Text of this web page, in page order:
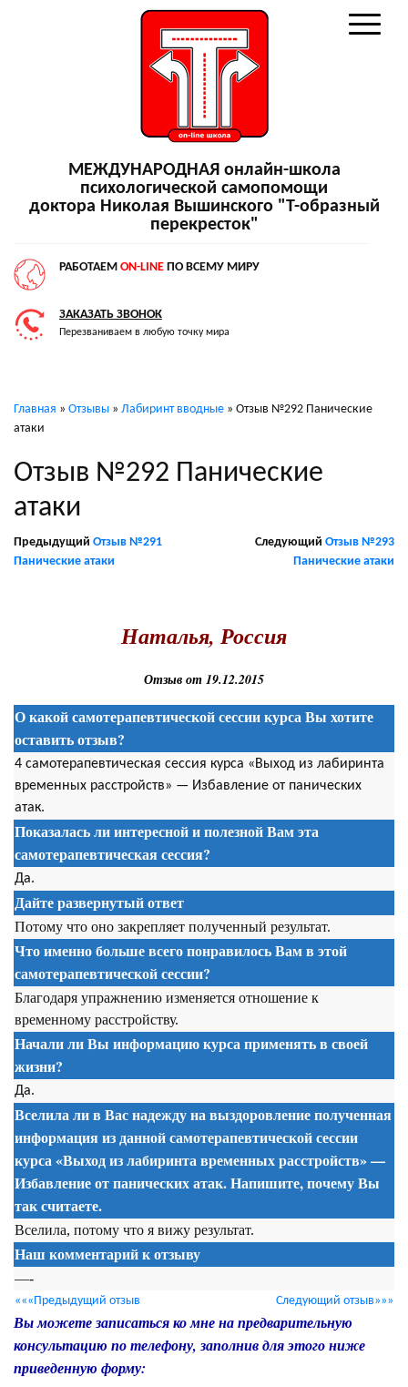
МЕЖДУНАРОДНАЯ онлайн-школа
психологической самопомощи
доктора Николая Вышинского "Т-образный
перекресток"
РАБОТАЕМ ON-LINE ПО ВСЕМУ МИРУ
ЗАКАЗАТЬ ЗВОНОК
Перезваниваем в любую точку мира
Главная » Отзывы » Лабиринт вводные » Отзыв №292 Панические
атаки
Отзыв №292 Панические
атаки
Предыдущий Отзыв №291
Панические атаки
Следующий Отзыв №293
Панические атаки
Наталья, Россия
Отзыв от 19.12.2015
О какой самотерапевтической сессии курса Вы хотите
оставить отзыв?
4 самотерапевтическая сессия курса «Выход из лабиринта
временных расстройств» — Избавление от панических
атак.
Показалась ли интересной и полезной Вам эта
самотерапевтическая сессия?
Да.
Дайте развернутый ответ
Потому что оно закрепляет полученный результат.
Что именно больше всего понравилось Вам в этой
самотерапевтической сессии?
Благодаря упражнению изменяется отношение к
временному расстройству.
Начали ли Вы информацию курса применять в своей
жизни?
Да.
Вселила ли в Вас надежду на выздоровление полученная
информация из даннойсамотерапевтической сессии
курса«Выход из лабиринта временных расстройств» —
Избавление от панических атак. Напишите, почему Вы
так считаете.
Вселила, потому что я вижу результат.
Наш комментарий к отзыву
—-
«««Предыдущий отзыв Следующий отзыв»»»
Вы можете записаться ко мне на предварительную
консультацию по телефону, заполнив для этого ниже
приведенную форму: